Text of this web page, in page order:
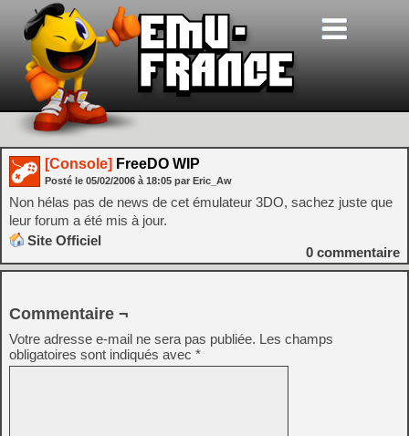
[Console] FreeDO WIP
Posté le 05/02/2006 à 18:05 par Eric_Aw
Non hélas pas de news de cet émulateur 3DO, sachez juste que
leur forum a été mis à jour.
Site Officiel
0 commentaire
Commentaire ¬
Votre adresse e-mail ne sera pas publiée. Les champs
obligatoires sont indiqués avec *